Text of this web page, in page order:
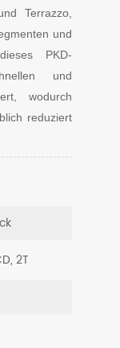
Terrazzo,
und
PKD-
und
wodurch
reduziert
2T